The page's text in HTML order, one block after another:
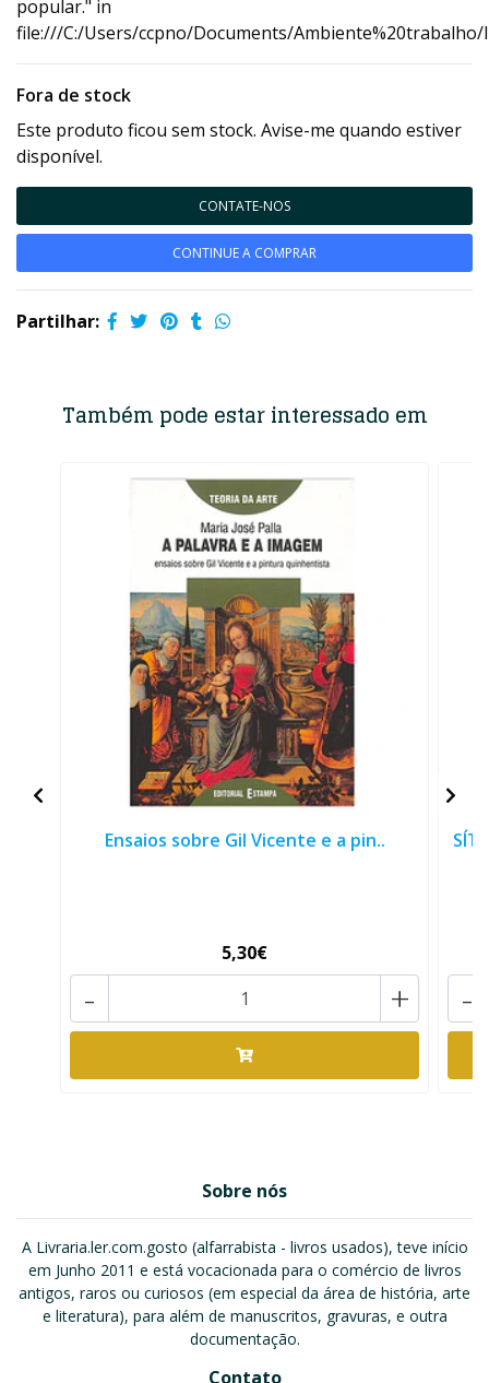
popular." in
file:///C:/Users/ccpno/Documents/Ambiente%20trabalho/
Fora de stock
Este produto ficou sem stock. Avise-me quando estiver
disponível.
CONTATE-NOS
CONTINUE A COMPRAR
Partilhar:
Também pode estar interessado em
Ensaios sobre Gil Vicente e a pin..
5,30€
+
- -
Sobre nós
A Livraria.ler.com.gosto (alfarrabista - livros usados), teve início
em Junho 2011 e está vocacionada para o comércio de livros
antigos, raros ou curiosos (em especial da área de história, arte
e literatura), para além de manuscritos, gravuras, e outra
documentação.
Contato